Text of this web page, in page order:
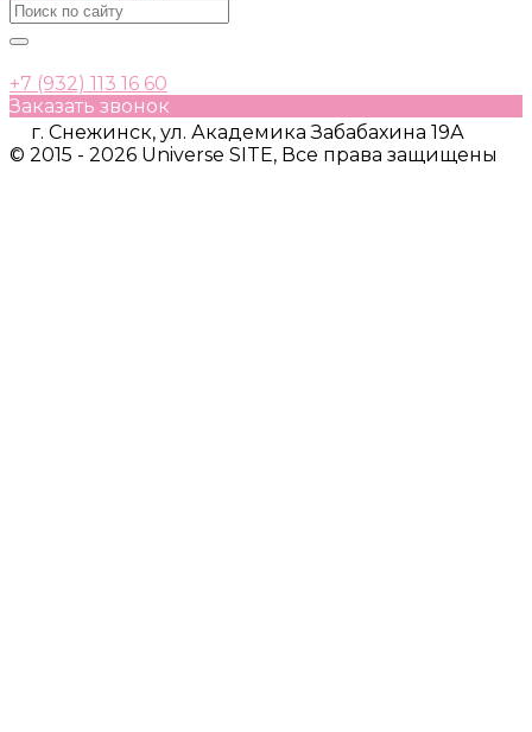
+7 (932) 113 16 60
Заказать звонок
г. Снежинск, ул. Академика Забабахина 19А
© 2015 - 2026 Universe SITE, Все права защищены